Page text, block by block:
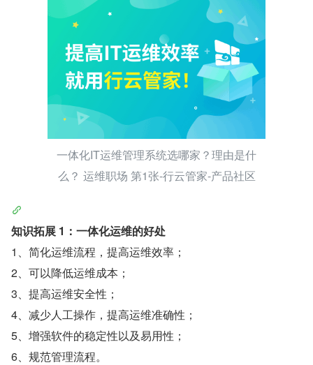
一体化IT运维管理系统选哪家？理由是什
么？ 运维职场 第1张-行云管家-产品社区
知识拓展 1：一体化运维的好处
1、简化运维流程，提高运维效率；
2、可以降低运维成本；
3、提高运维安全性；
4、减少人工操作，提高运维准确性；
5、增强软件的稳定性以及易用性；
6、规范管理流程。